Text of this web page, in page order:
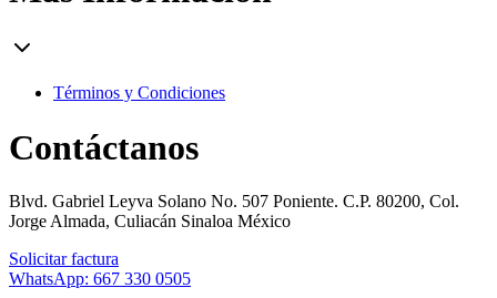
Términos y Condiciones
Contáctanos
Blvd. Gabriel Leyva Solano No. 507 Poniente. C.P. 80200, Col.
Jorge Almada, Culiacán Sinaloa México
Solicitar factura
WhatsApp: 667 330 0505